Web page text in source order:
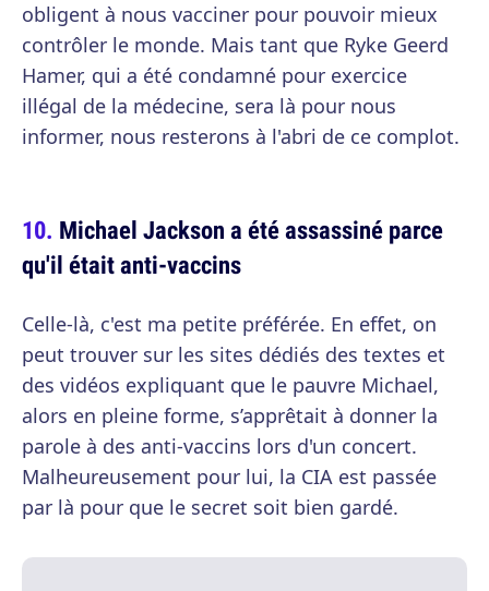
obligent à nous vacciner pour pouvoir mieux
contrôler le monde. Mais tant que Ryke Geerd
Hamer, qui a été condamné pour exercice
illégal de la médecine, sera là pour nous
informer, nous resterons à l'abri de ce complot.
Michael Jackson a été assassiné parce
qu'il était anti-vaccins
Celle-là, c'est ma petite préférée. En effet, on
peut trouver sur les sites dédiés des textes et
des vidéos expliquant que le pauvre Michael,
alors en pleine forme, s’apprêtait à donner la
parole à des anti-vaccins lors d'un concert.
Malheureusement pour lui, la CIA est passée
par là pour que le secret soit bien gardé.